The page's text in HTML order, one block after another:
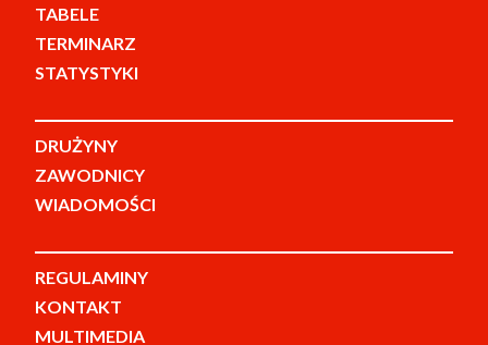
TABELE
TERMINARZ
STATYSTYKI
DRUŻYNY
ZAWODNICY
WIADOMOŚCI
REGULAMINY
KONTAKT
MULTIMEDIA